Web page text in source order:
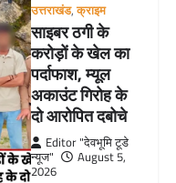
उत्तराखंड,क्राइम
साइबर ठगी के
करोड़ों के खेल का
पर्दाफाश, म्यूल
अकाउंट गिरोह के
दो आरोपित दबोचे
Editor "देवभूमि टूडे
न्यूज"
August 5,
2026